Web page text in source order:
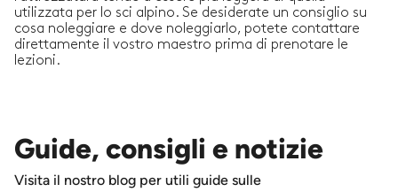
utilizzata per lo sci alpino. Se desiderate un consiglio su
cosa noleggiare e dove noleggiarlo, potete contattare
direttamente il vostro maestro prima di prenotare le
lezioni.
Guide, consigli e notizie
Visita il nostro blog per utili guide sulle